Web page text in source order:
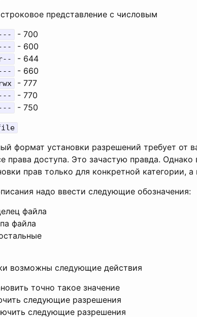
представление с числовым
- 700
- 600
- 644
- 660
- 777
- 770
- 750
file
формат установки разрешений требует от
права доступа. Это зачастую правда.
прав только для конкретной категории, а
надо ввести следующие обозначения:
файла
файла
возможны следующие действия
точно такое значение
следующие разрешения
следующие разрешения